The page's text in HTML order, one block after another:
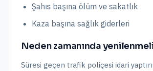
Şahıs başına ölüm ve sakatlık
Kaza başına sağlık giderleri
Neden zamanında
Süresi geçen trafik poliçesi idari